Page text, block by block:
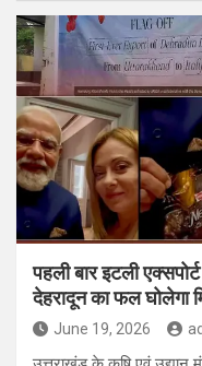
ce
b
o
o
k
at
s
A
p
p
पहली बार इटली
देहरादून का फल घोलेगा
June 19, 2026